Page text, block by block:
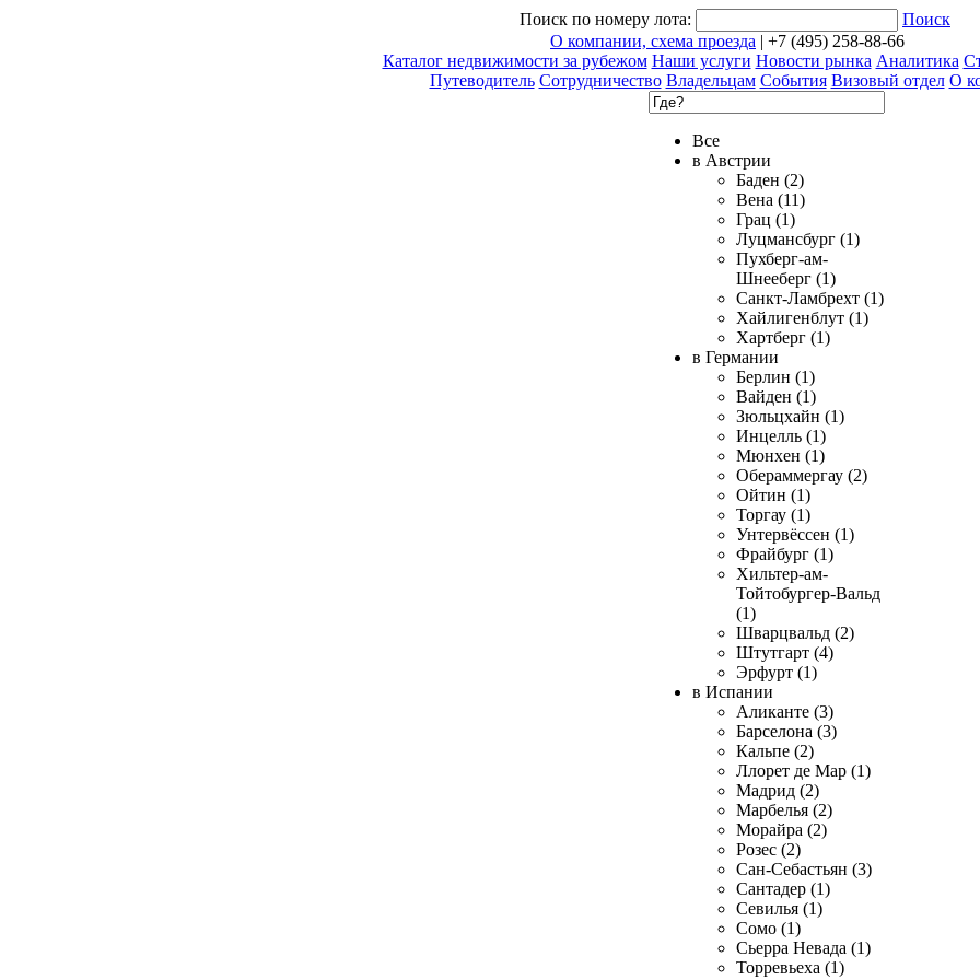
Поиск по номеру лота:
Поиск
О компании, схема проезда | +7 (495) 258-88-66
Каталог недвижимости за рубежом Наши услуги Новости рынка Аналитика
Путеводитель Сотрудничество Владельцам События Визовый отдел О
Все
в Австрии
Баден (2)
Вена (11)
Грац (1)
Луцмансбург (1)
Пухберг-ам-
Шнееберг (1)
Санкт-Ламбрехт (1)
Хайлигенблут (1)
Хартберг (1)
в Германии
Берлин (1)
Вайден (1)
Зюльцхайн (1)
Инцелль (1)
Мюнхен (1)
Обераммергау (2)
Ойтин (1)
Торгау (1)
Унтервёссен (1)
Фрайбург (1)
Хильтер-ам-
Тойтобургер-Вальд
(1)
Шварцвальд (2)
Штутгарт (4)
Эрфурт (1)
в Испании
Аликанте (3)
Барселона (3)
Кальпе (2)
Ллорет де Мар (1)
Мадрид (2)
Марбелья (2)
Морайра (2)
Розес (2)
Сан-Себастьян (3)
Сантадер (1)
Севилья (1)
Сомо (1)
Сьерра Невада (1)
Торревьеха (1)